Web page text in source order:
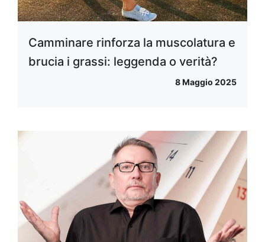
Camminare rinforza la muscolatura e
brucia i grassi: leggenda o verità?
8 Maggio 2025